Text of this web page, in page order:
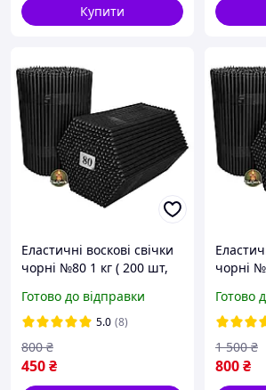
Купити
Еластичні воскові свічки
чорні №80 1 кг ( 200 шт,
бджолиний віск
Готово до відправки
5.0 (8)
450₴
800 ₴
чорні
Готово
800₴
1 500 ₴